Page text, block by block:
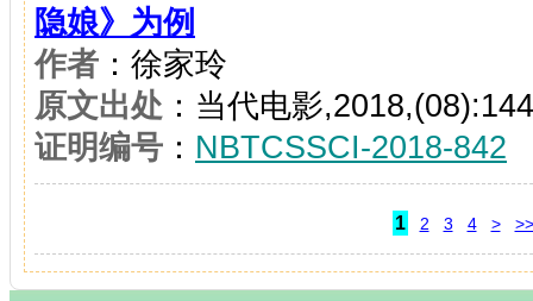
隐娘》为例
作者 ：徐家玲
原文出处 ：当代电影
证明编号 ： NBTCSSCI-2018-842
1 2 3 4 > >>